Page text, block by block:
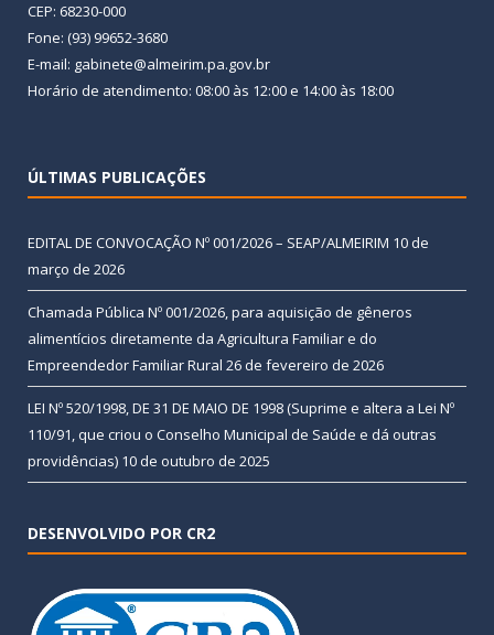
CEP: 68230-000
Fone: (93) 99652-3680
E-mail: gabinete@almeirim.pa.gov.br
Horário de atendimento: 08:00 às 12:00 e 14:00 às 18:00
ÚLTIMAS PUBLICAÇÕES
EDITAL DE CONVOCAÇÃO Nº 001/2026 – SEAP/ALMEIRIM 10 de
março de 2026
Chamada Pública Nº 001/2026, para aquisição de gêneros
alimentícios diretamente da Agricultura Familiar e do
Empreendedor Familiar Rural 26 de fevereiro de 2026
LEI Nº 520/1998, DE 31 DE MAIO DE 1998 (Suprime e altera a Lei Nº
110/91, que criou o Conselho Municipal de Saúde e dá outras
providências) 10 de outubro de 2025
DESENVOLVIDO POR CR2